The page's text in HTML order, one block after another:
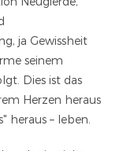
ja Gewissheit
seinem
Dies ist das
Herzen heraus
heraus – leben.